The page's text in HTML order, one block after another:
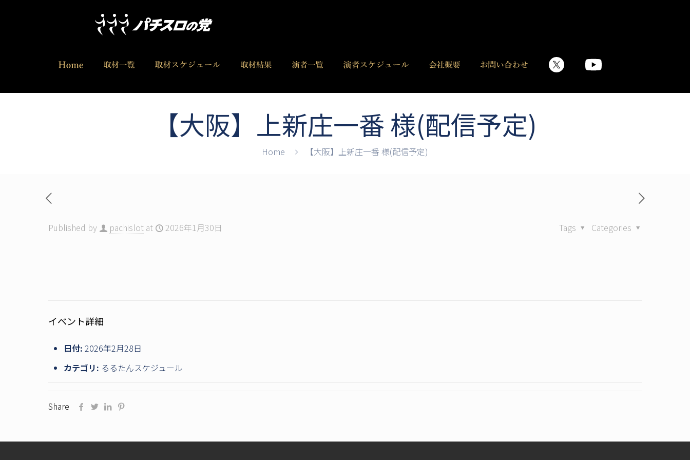
【大阪】上新庄一番 様(配信予定)
Home 【大阪】上新庄一番 様(配信予定)
Published by pachislot at 2026年1月30日 Categories
Tags
イベント詳細
日付: 2026年2月28日
カテゴリ: るるたんスケジュール
Share